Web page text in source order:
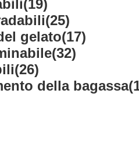
(19)
(25)
gelato(17)
(32)
(26)
della bagassa